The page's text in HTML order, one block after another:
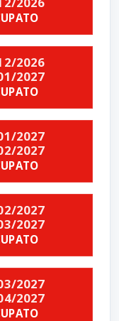
2026
2027
2027
2027
2027
2027
2027
2027